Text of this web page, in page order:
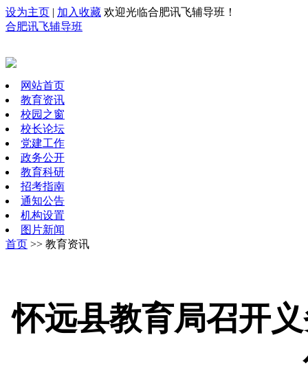
设为主页 | 加入收藏 欢迎光临合肥讯飞辅导班！
合肥讯飞辅导班
网站首页
教育资讯
校园之窗
校长论坛
党建工作
政务公开
教育科研
招考指南
通知公告
机构设置
图片新闻
首页 >> 教育资讯
怀远县教育局召开